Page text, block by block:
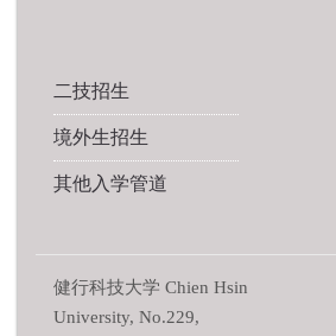
二技招生
境外生招生
其他入学管道
健行科技大学 Chien Hsin
University, No.229,